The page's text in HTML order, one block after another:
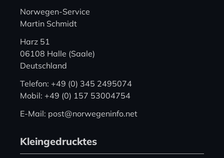
Norwegen-Service
Martin Schmidt
Harz 51
06108 Halle (Saale)
Deutschland
Telefon: +49 (0) 345 2495074
Mobil: +49 (0) 157 53004754
E-Mail: post@norwegeninfo.net
Kleingedrucktes